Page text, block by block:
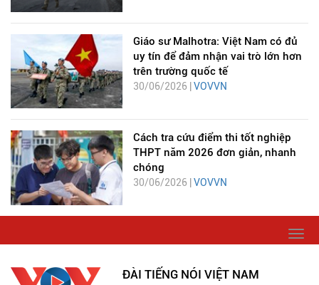
Giáo sư Malhotra: Việt Nam có đủ
uy tín để đảm nhận vai trò lớn hơn
trên trường quốc tế
30/06/2026 | VOVVN
Cách tra cứu điểm thi tốt nghiệp
THPT năm 2026 đơn giản, nhanh
chóng
30/06/2026 | VOVVN
ĐÀI TIẾNG NÓI VIỆT NAM